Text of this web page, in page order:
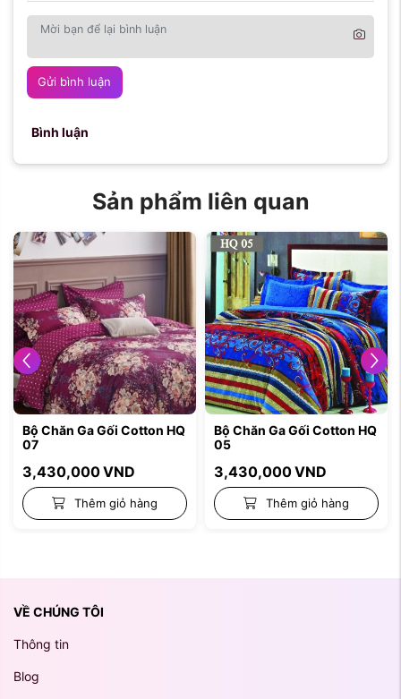
Gửi bình luận
Bình luận
Sản phẩm liên quan
Bộ Chăn Ga Gối Cotton HQ
07
3,430,000VND
Thêm giỏ hàng
Bộ Chăn Ga Gối Cotton HQ
05
3,430,000VND
Thêm giỏ hàng
VỀ CHÚNG TÔI
Thông tin
Blog